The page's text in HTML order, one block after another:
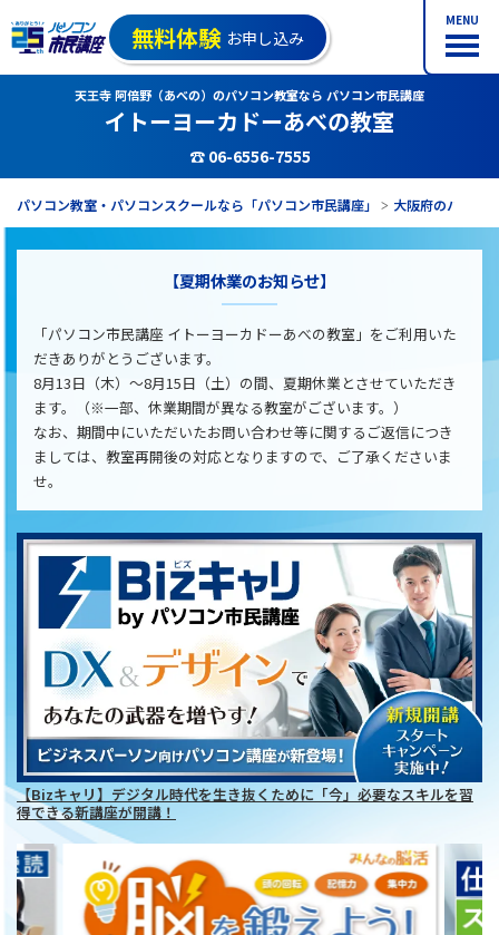
MENU
無料体験 お申し込み
天王寺 阿倍野（あべの）のパソコン教室なら パソコン市民講座
イトーヨーカドーあべの教室
☎ 06-6556-7555
パソコン教室・パソコンスクールなら「パソコン市民講座」 大阪府のパソコ
【夏期休業のお知らせ】
「パソコン市民講座 イトーヨーカドーあべの教室」をご利用いた
だきありがとうございます。
8月13日（木）～8月15日（土）の間、夏期休業とさせていただき
ます。（※一部、休業期間が異なる教室がございます。）
なお、期間中にいただいたお問い合わせ等に関するご返信につき
ましては、教室再開後の対応となりますので、ご了承くださいま
せ。
【Bizキャリ】デジタル時代を生き抜くために「今」必要なスキルを習
得できる新講座が開講！